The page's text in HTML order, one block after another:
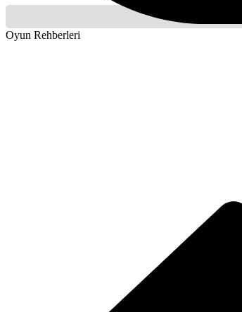
Oyun Rehberleri